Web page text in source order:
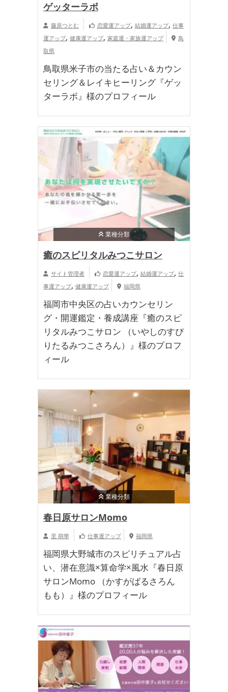
ゲッターラボ
藤原つとむ 恋愛運アップ, 結婚運アップ, 仕事
運アップ, 健康運アップ, 家庭運・家族運アップ
鳥
取県
鳥取県米子市の当たる占い＆カウン
セリング＆レイキヒーリング『ゲッ
ターラボ』様のプロフィール
業種分類
癒のスピリタルみつこサロン
サイト管理者 恋愛運アップ, 結婚運アップ, 仕
事運アップ, 健康運アップ 福岡県
福岡市中央区の占いカウンセリン
グ・開運鑑定・養成講座『癒のスピ
リタルみつこサロン （いやしのすぴ
りたるみつこさろん）』様のプロフ
ィール
業種分類
春日原サロンMomo
里 萌華 仕事運アップ 福岡県
福岡県大野城市のスピリチュアル占
い、潜在意識×算命学×風水『春日原
サロンMomo （かすがばるさろん
もも）』様のプロフィール